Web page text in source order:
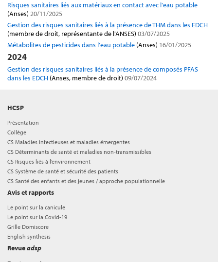
Risques sanitaires liés aux matériaux en contact avec l'eau potable
(Anses) 20/11/2025
Gestion des risques sanitaires liés à la présence de THM dans les EDCH
(membre de droit, représentante de l’ANSES) 03/07/2025
Métabolites de pesticides dans l'eau potable (Anses) 16/01/2025
2024
Gestion des risques sanitaires liés à la présence de composés PFAS
dans les EDCH (Anses, membre de droit) 09/07/2024
HCSP
Présentation
Collège
CS Maladies infectieuses et maladies émergentes
CS Déterminants de santé et maladies non-transmissibles
CS Risques liés à l’environnement
CS Système de santé et sécurité des patients
CS Santé des enfants et des jeunes / approche populationnelle
Avis et rapports
Le point sur la canicule
Le point sur la Covid-19
Grille Domiscore
English synthesis
Revueadsp